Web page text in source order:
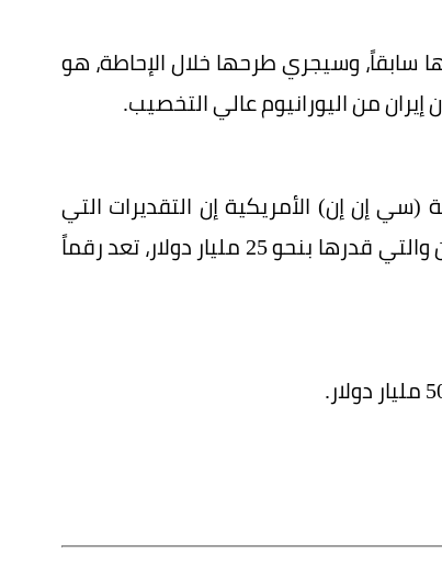
سابقاً، وسيجري طرحها خلال الإحاطة، هو
إيران من اليورانيوم عالي التخصيب.
أمريكيين لشبكة (سي إن إن) الأمريكية إن التقديرات التي
قدمها البنتاغون أمام الكونغرس للكلفة الإجمالية لحرب إيران والتي قدرها بنحو 25 مليار دولار، تعد رقماً